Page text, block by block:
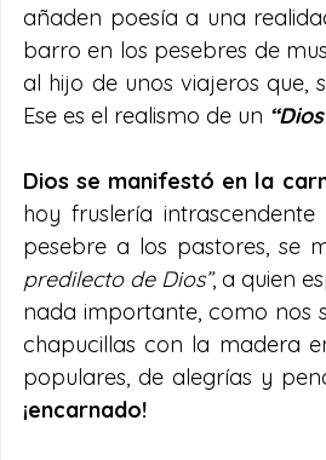
añaden poesía a una
barro en los pesebres de
al hijo de unos viajeros que,
Ese es el realismo de un
Dios se manifestó en la
hoy fruslería
pesebre a los pastores, se
predilecto de Dios”, a quien
nada importante, como nos
chapucillas con la madera
¡encarnado!